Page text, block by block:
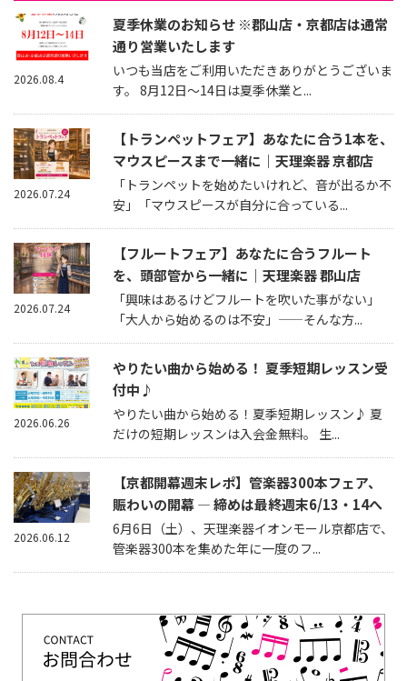
夏季休業のお知らせ ※郡山店・京都店は通常
通り営業いたします
いつも当店をご利用いただきありがとうございま
す。 8月12日～14日は夏季休業と...
2026.08.4
【トランペットフェア】あなたに合う1本を、
マウスピースまで一緒に｜天理楽器 京都店
「トランペットを始めたいけれど、音が出るか不
安」「マウスピースが自分に合っている...
2026.07.24
【フルートフェア】あなたに合うフルート
を、頭部管から一緒に｜天理楽器 郡山店
「興味はあるけどフルートを吹いた事がない」
「大人から始めるのは不安」——そんな方...
2026.07.24
やりたい曲から始める！ 夏季短期レッスン受
付中♪
やりたい曲から始める！夏季短期レッスン♪ 夏
だけの短期レッスンは入会金無料。 生...
2026.06.26
【京都開幕週末レポ】管楽器300本フェア、
賑わいの開幕 — 締めは最終週末6/13・14へ
6月6日（土）、天理楽器イオンモール京都店で、
管楽器300本を集めた年に一度のフ...
2026.06.12